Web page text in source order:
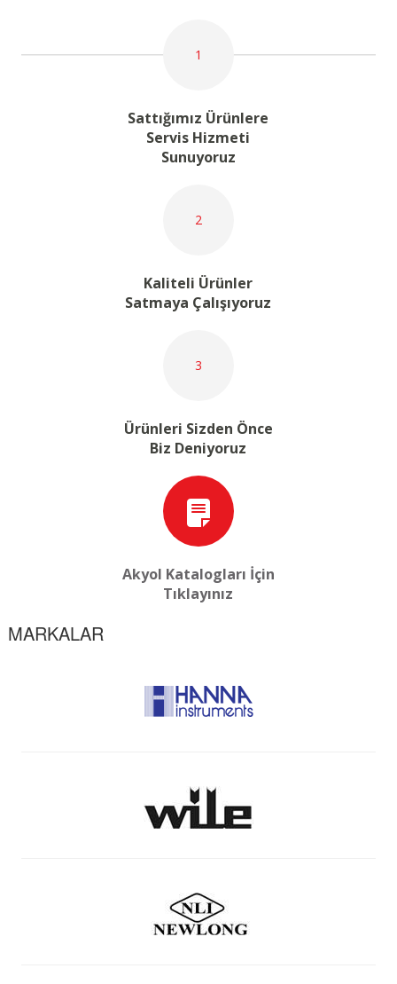
1
Sattığımız Ürünlere
Servis Hizmeti
Sunuyoruz
2
Kaliteli Ürünler
Satmaya Çalışıyoruz
3
Ürünleri Sizden Önce
Biz Deniyoruz
Akyol Katalogları İçin
Tıklayınız
MARKALAR